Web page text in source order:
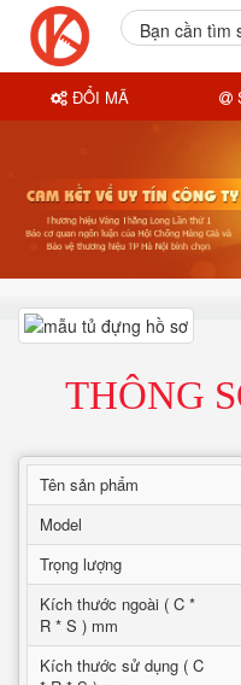
THÔNG
Tên sản phẩm
Model
Trọng lượng
Kích thước ngoài ( C *
R * S ) mm
Kích thước sử dụng ( C
Bạn cần tìm
ĐỔI MÃ